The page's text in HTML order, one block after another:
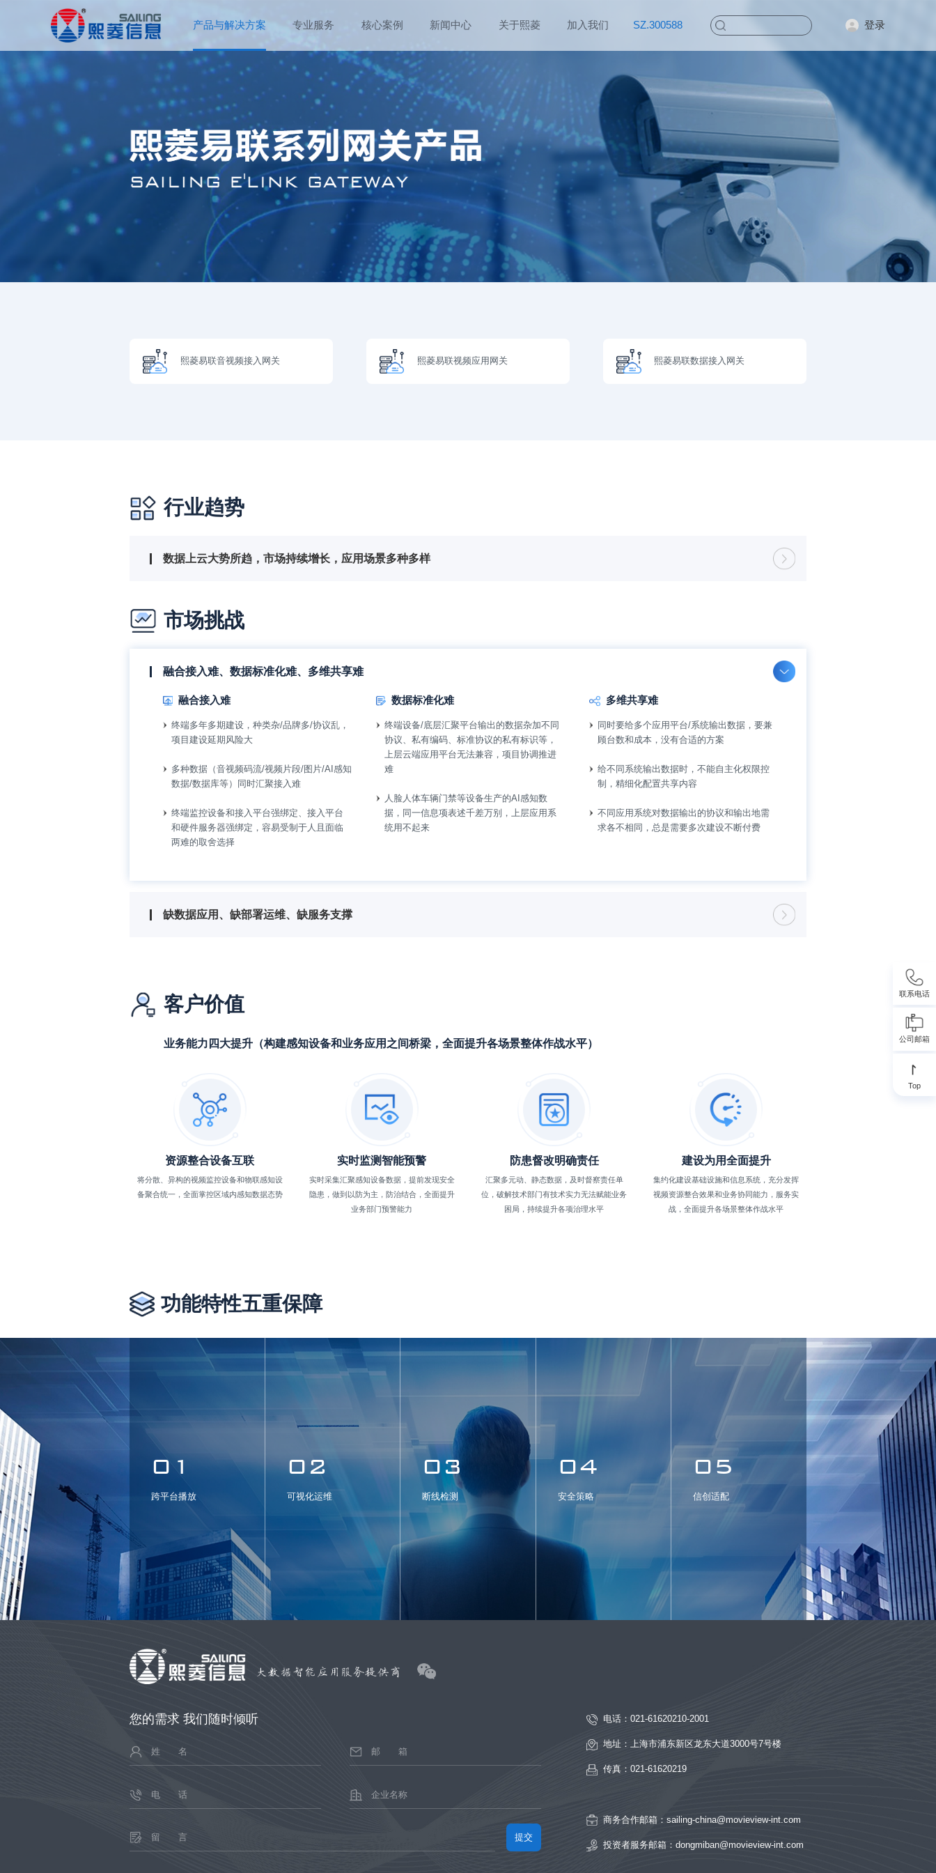
SZ.300588 登录
产品与解决方案 专业服务 核心案例 新闻中心 关于熙菱 加入我们
熙菱易联音视频接入网关 熙菱易联视频应用网关 熙菱易联数据接入网关
行业趋势
数据上云大势所趋，市场持续增长，应用场景多种多样
市场挑战
融合接入难、数据标准化难、多维共享难
融合接入难
终端多年多期建设，种类杂/品牌多/协议乱，
项目建设延期风险大
多种数据（音视频码流/视频片段/图片/AI感知
数据/数据库等）同时汇聚接入难
终端监控设备和接入平台强绑定、接入平台
和硬件服务器强绑定，容易受制于人且面临
两难的取舍选择
数据标准化难
终端设备/底层汇聚平台输出的数据杂加不同
协议、私有编码、标准协议的私有标识等，
上层云端应用平台无法兼容，项目协调推进
难
人脸人体车辆门禁等设备生产的AI感知数
据，同一信息项表述千差万别，上层应用系
统用不起来
多维共享难
同时要给多个应用平台/系统输出数据，要兼
顾台数和成本，没有合适的方案
给不同系统输出数据时，不能自主化权限控
制，精细化配置共享内容
不同应用系统对数据输出的协议和输出地需
求各不相同，总是需要多次建设不断付费
缺数据应用、缺部署运维、缺服务支撑
客户价值
业务能力四大提升（构建感知设备和业务应用之间桥梁，全面提升各场景整体作战水平）
资源整合设备互联
将分散、异构的视频监控设备和物联感知设
备聚合统一，全面掌控区域内感知数据态势
实时监测智能预警
实时采集汇聚感知设备数据，提前发现安全
隐患，做到以防为主，防治结合，全面提升
业务部门预警能力
防患督改明确责任
汇聚多元动、静态数据，及时督察责任单
位，破解技术部门有技术实力无法赋能业务
困局，持续提升各项治理水平
建设为用全面提升
集约化建设基础设施和信息系统，充分发挥
视频资源整合效果和业务协同能力，服务实
战，全面提升各场景整体作战水平
功能特性五重保障
01
跨平台播放
02
可视化运维
03
断线检测
04
安全策略
05
信创适配
联系电话
公司邮箱
Top
您的需求 我们随时倾听 电话：021-61620210-2001
地址：上海市浦东新区龙东大道3000号7号楼
传真：021-61620219
商务合作邮箱：sailing-china@movieview-int.com
投资者服务邮箱：dongmiban@movieview-int.com